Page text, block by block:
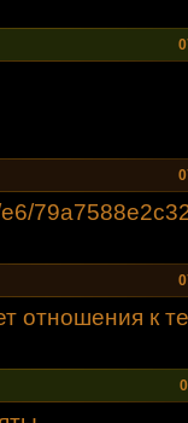
79a7588e2c3
отношения к